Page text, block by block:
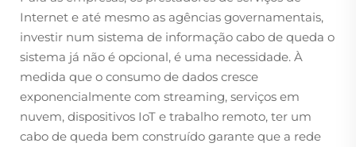
Internet e até mesmo as agências governamentais,
investir num sistema de informação cabo de queda o
sistema já não é opcional, é uma necessidade. À
medida que o consumo de dados cresce
exponencialmente com streaming, serviços em
nuvem, dispositivos IoT e trabalho remoto, ter um
cabo de queda bem construído garante que a rede